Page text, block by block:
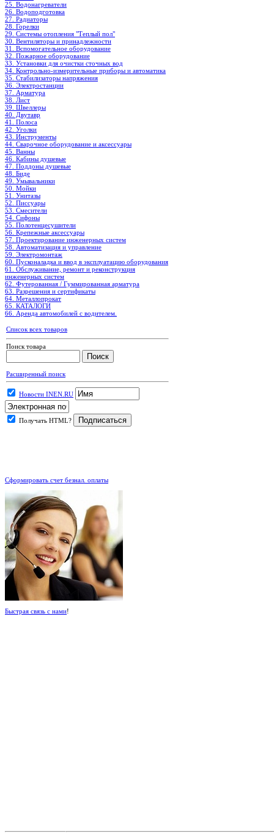
25. Водонагреватели
26. Водоподготовка
27. Радиаторы
28. Горелки
29. Системы отопления "Теплый пол"
30. Вентиляторы и принадлежности
31. Вспомогательное оборудование
32. Пожарное оборудование
33. Установки для очистки сточных вод
34. Контрольно-измерительные приборы и автоматика
35. Стабилизаторы напряжения
36. Электростанции
37. Арматура
38. Лист
39. Швеллеры
40. Двутавр
41. Полоса
42. Уголки
43. Инструменты
44. Сварочное оборудование и аксессуары
45. Ванны
46. Кабины душевые
47. Поддоны душевые
48. Биде
49. Умывальники
50. Мойки
51. Унитазы
52. Писсуары
53. Смесители
54. Сифоны
55. Полотенцесушители
56. Крепежные аксессуары
57. Проектирование инженерных систем
58. Автоматизация и управление
59. Электромонтаж
60. Пусконаладка и ввод в эксплуатацию оборудования
61. Обслуживание, ремонт и реконструкция
инженерных систем
62. Футерованная / Гуммированная арматура
63. Разрешения и сертификаты
64. Металлопрокат
65. КАТАЛОГИ
66. Аренда автомобилей с водителем.
Список всех товаров
Поиск товара
Расширенный поиск
Новости INEN.RU
Получать HTML?
Сформировать счет безнал. оплаты
Быстрая связь с нами!